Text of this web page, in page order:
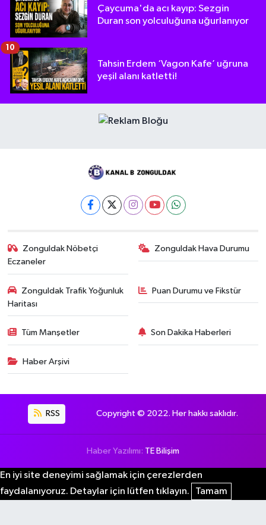
Çaycuma'da acı kayıp: Sezgin
Duran son yolculuğuna uğurlanıyor
Tahsin Erdem ‘Vagon Kafe’ uğruna
yeşil alanı katletti!
10
Zonguldak Nöbetçi
Eczaneler
Zonguldak Hava Durumu
Zonguldak Trafik Yoğunluk
Haritası
Puan Durumu ve Fikstür
Tüm Manşetler Son Dakika Haberleri
Haber Arşivi
RSS Copyright © 2022. Her hakkı saklıdır.
Haber Yazılımı: TE Bilişim
En iyi site deneyimi sağlamak için çerezlerden
faydalanıyoruz. Detaylar için lütfen tıklayın.
Tamam